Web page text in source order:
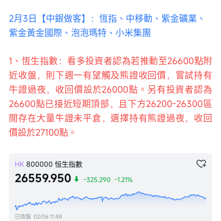
2月3日【中銀做客】：恆指、中移動、紫金礦業、
紫金黃金國際、泡泡瑪特、小米集團
1、恆生指數：看多投資者認為若推動至26600點附
近收盤，則下週一有望觸及熊證收回價，嘗試持有
牛證過夜，收回價設於26000點。另有投資者認為
26600點已接近短期頂部，且下方26200-26300區
間存在大量牛證未平倉，選擇持有熊證過夜，收回
價設於27100點。
HK 800000 恒生指數
26559.950 -325.290 -1.21%
已收盤 02/06 11:48